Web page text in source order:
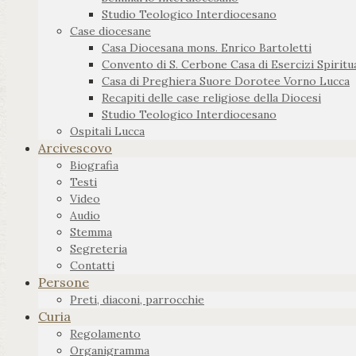
Studio Teologico Interdiocesano
Case diocesane
Casa Diocesana mons. Enrico Bartoletti
Convento di S. Cerbone Casa di Esercizi
Casa di Preghiera Suore Dorotee Vorno Lucca
Recapiti delle case religiose della Diocesi
Studio Teologico Interdiocesano
Ospitali Lucca
Arcivescovo
Biografia
Testi
Video
Audio
Stemma
Segreteria
Contatti
Persone
Preti, diaconi, parrocchie
Curia
Regolamento
Organigramma